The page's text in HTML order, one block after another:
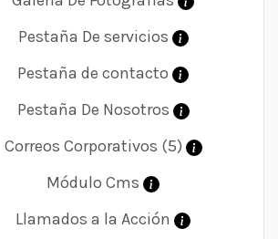
Pestaña De servicios
Pestaña de contacto
Pestaña De Nosotros
Correos Corporativos (5)
Módulo Cms
Llamados a la Acción